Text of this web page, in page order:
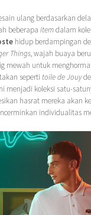
ulang berdasarkan
beberapa itemdalam
hidup berdampingan
Things, wajah buaya
mewah untuk
seperti toile de Jouy
menjadi koleksi satu-
hasrat mereka akan
individualitas